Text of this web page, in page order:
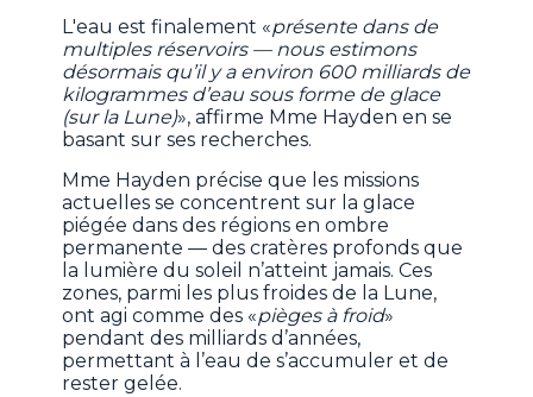
L'eau est finalement «présente dans de
multiples réservoirs — nous estimons
désormais qu’il y a environ 600 milliards de
kilogrammes d’eau sous forme de glace
(sur la Lune)», affirme Mme Hayden en se
basant sur ses recherches.
Mme Hayden précise que les missions
actuelles se concentrent sur la glace
piégée dans des régions en ombre
permanente — des cratères profonds que
la lumière du soleil n’atteint jamais. Ces
zones, parmi les plus froides de la Lune,
ont agi comme des «pièges à froid»
pendant des milliards d’années,
permettant à l’eau de s’accumuler et de
rester gelée.